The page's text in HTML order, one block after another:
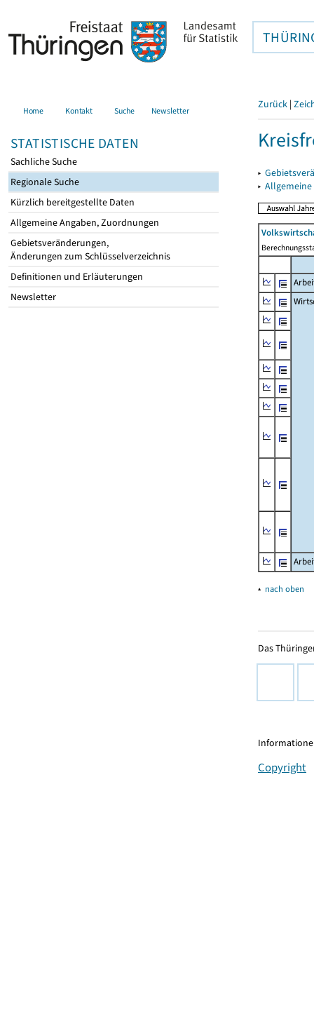
Home Kontakt Suche Newsletter
STATISTISCHE DATEN
Sachliche Suche
Regionale Suche
Kürzlich bereitgestellte Daten
Allgemeine Angaben, Zuordnungen
Gebietsveränderungen,
Änderungen zum Schlüsselverzeichnis
Definitionen und Erläuterungen
Newsletter
Zurück |
▸
▸
▴ nach oben
Das
Copyright